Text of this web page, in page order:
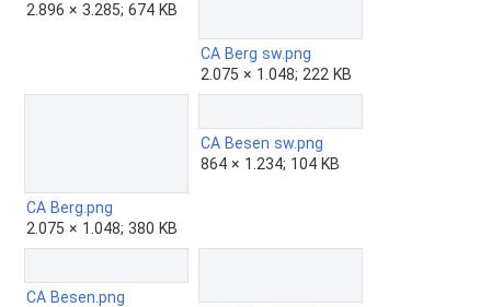
2.896 × 3.285; 674 KB
CA Berg sw.png
2.075 × 1.048; 222 KB
CA Berg.png
2.075 × 1.048; 380 KB
CA Besen sw.png
864 × 1.234; 104 KB
CA Besen.png